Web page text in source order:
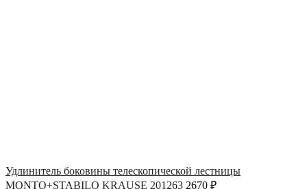
Удлинитель боковины телескопической лестницы
MONTO+STABILO KRAUSE 201263 2670 ₽